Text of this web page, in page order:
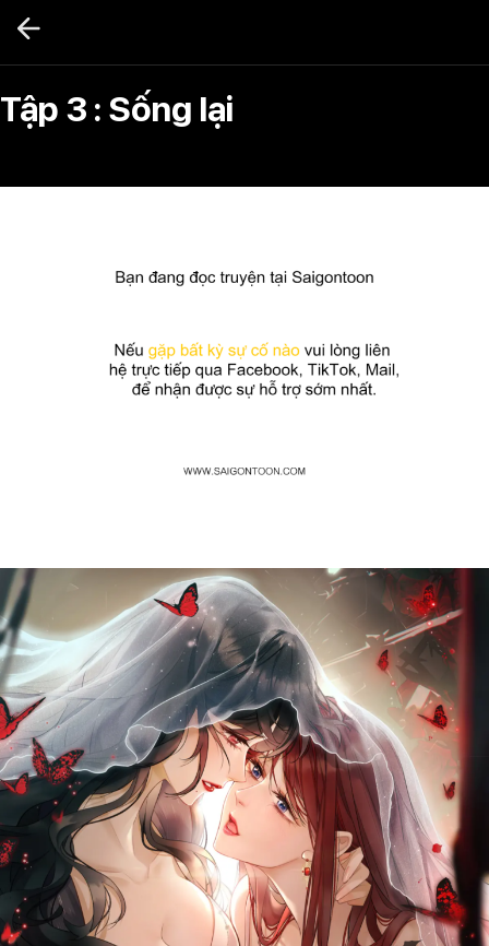
qua
nội
dung
Tập 3 : Sống lại